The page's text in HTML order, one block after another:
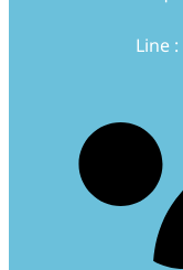
Line :